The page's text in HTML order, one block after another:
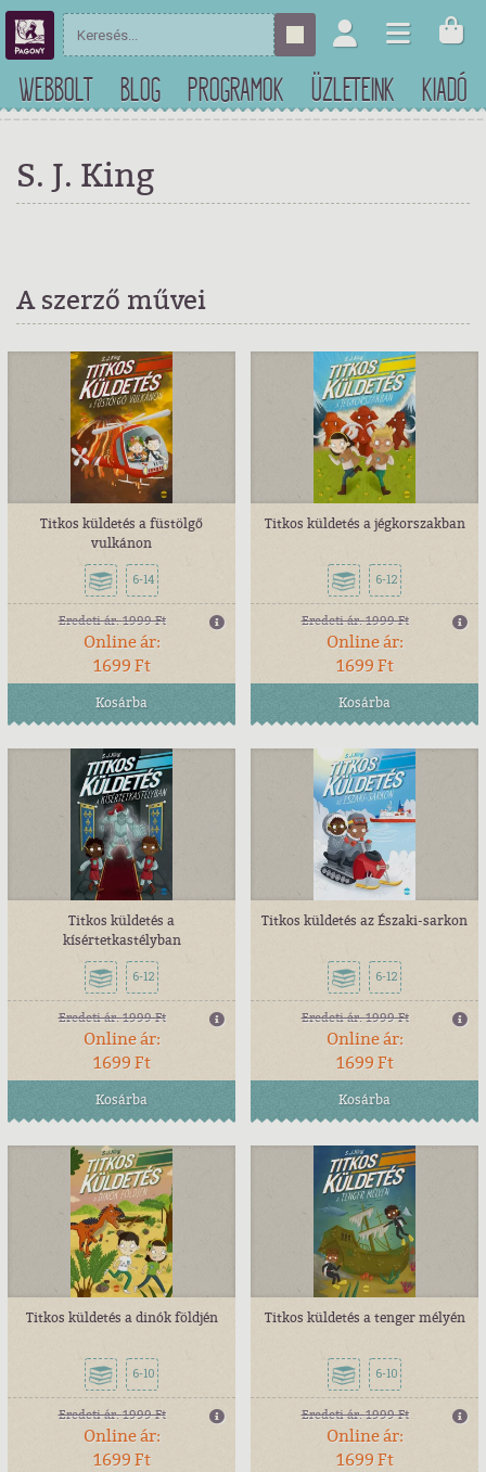
WEBBOLT BLOG PROGRAMOK ÜZLETEINK KIADÓ
S. J. King
A szerző művei
Titkos küldetés a füstölgő
vulkánon
6-14
Eredeti ár:1999 Ft
Online ár:
1699 Ft
Kosárba
Titkos küldetés a jégkorszakban
6-12
Eredeti ár:1999 Ft
Online ár:
1699 Ft
Kosárba
Titkos küldetés a
kísértetkastélyban
6-12
Eredeti ár:1999 Ft
Online ár:
1699 Ft
Kosárba
Titkos küldetés az Északi-sarkon
6-12
Eredeti ár:1999 Ft
Online ár:
1699 Ft
Kosárba
Titkos küldetés a dinók földjén
6-10
Eredeti ár:1999 Ft
Online ár:
1699 Ft
Titkos küldetés a tenger mélyén
6-10
Eredeti ár:1999 Ft
Online ár:
1699 Ft